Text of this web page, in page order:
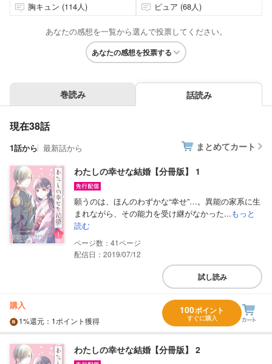
胸キュン (114人)
ピュア (68人)
あなたの感想を一覧から選んで投票してください。
あなたの感想を投票する
巻読み 話読み
現在38話
1話から 最新話から まとめてカート
わたしの幸せな結婚【分冊版】 1
願うのは、ほんのわずかな“幸せ”…。異能の家系に生
まれながら、その能力を受け継がなかった...もっと
読む
41
配信日：2019/07/12
試し読み
購入
1%還元 ：1ポイント獲得
100ポイント
すぐに購入
わたしの幸せな結婚【分冊版】 2